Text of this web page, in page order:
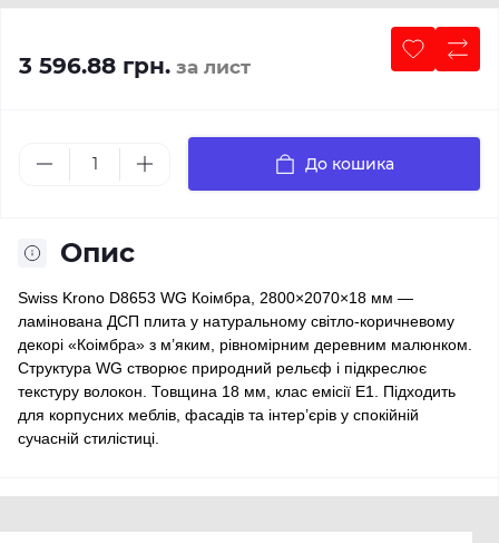
3 596.88 грн. за лист
До кошика
Опис
Swiss Krono D8653 WG Коімбра, 2800×2070×18 мм —
ламінована ДСП плита у натуральному світло-коричневому
декорі «Коімбра» з м’яким, рівномірним деревним малюнком.
Структура WG створює природний рельєф і підкреслює
текстуру волокон. Товщина 18 мм, клас емісії E1. Підходить
для корпусних меблів, фасадів та інтер’єрів у спокійній
сучасній стилістиці.